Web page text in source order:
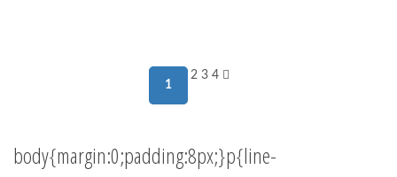
1
2 3 4
body{margin:0;padding:8px;}p{line-